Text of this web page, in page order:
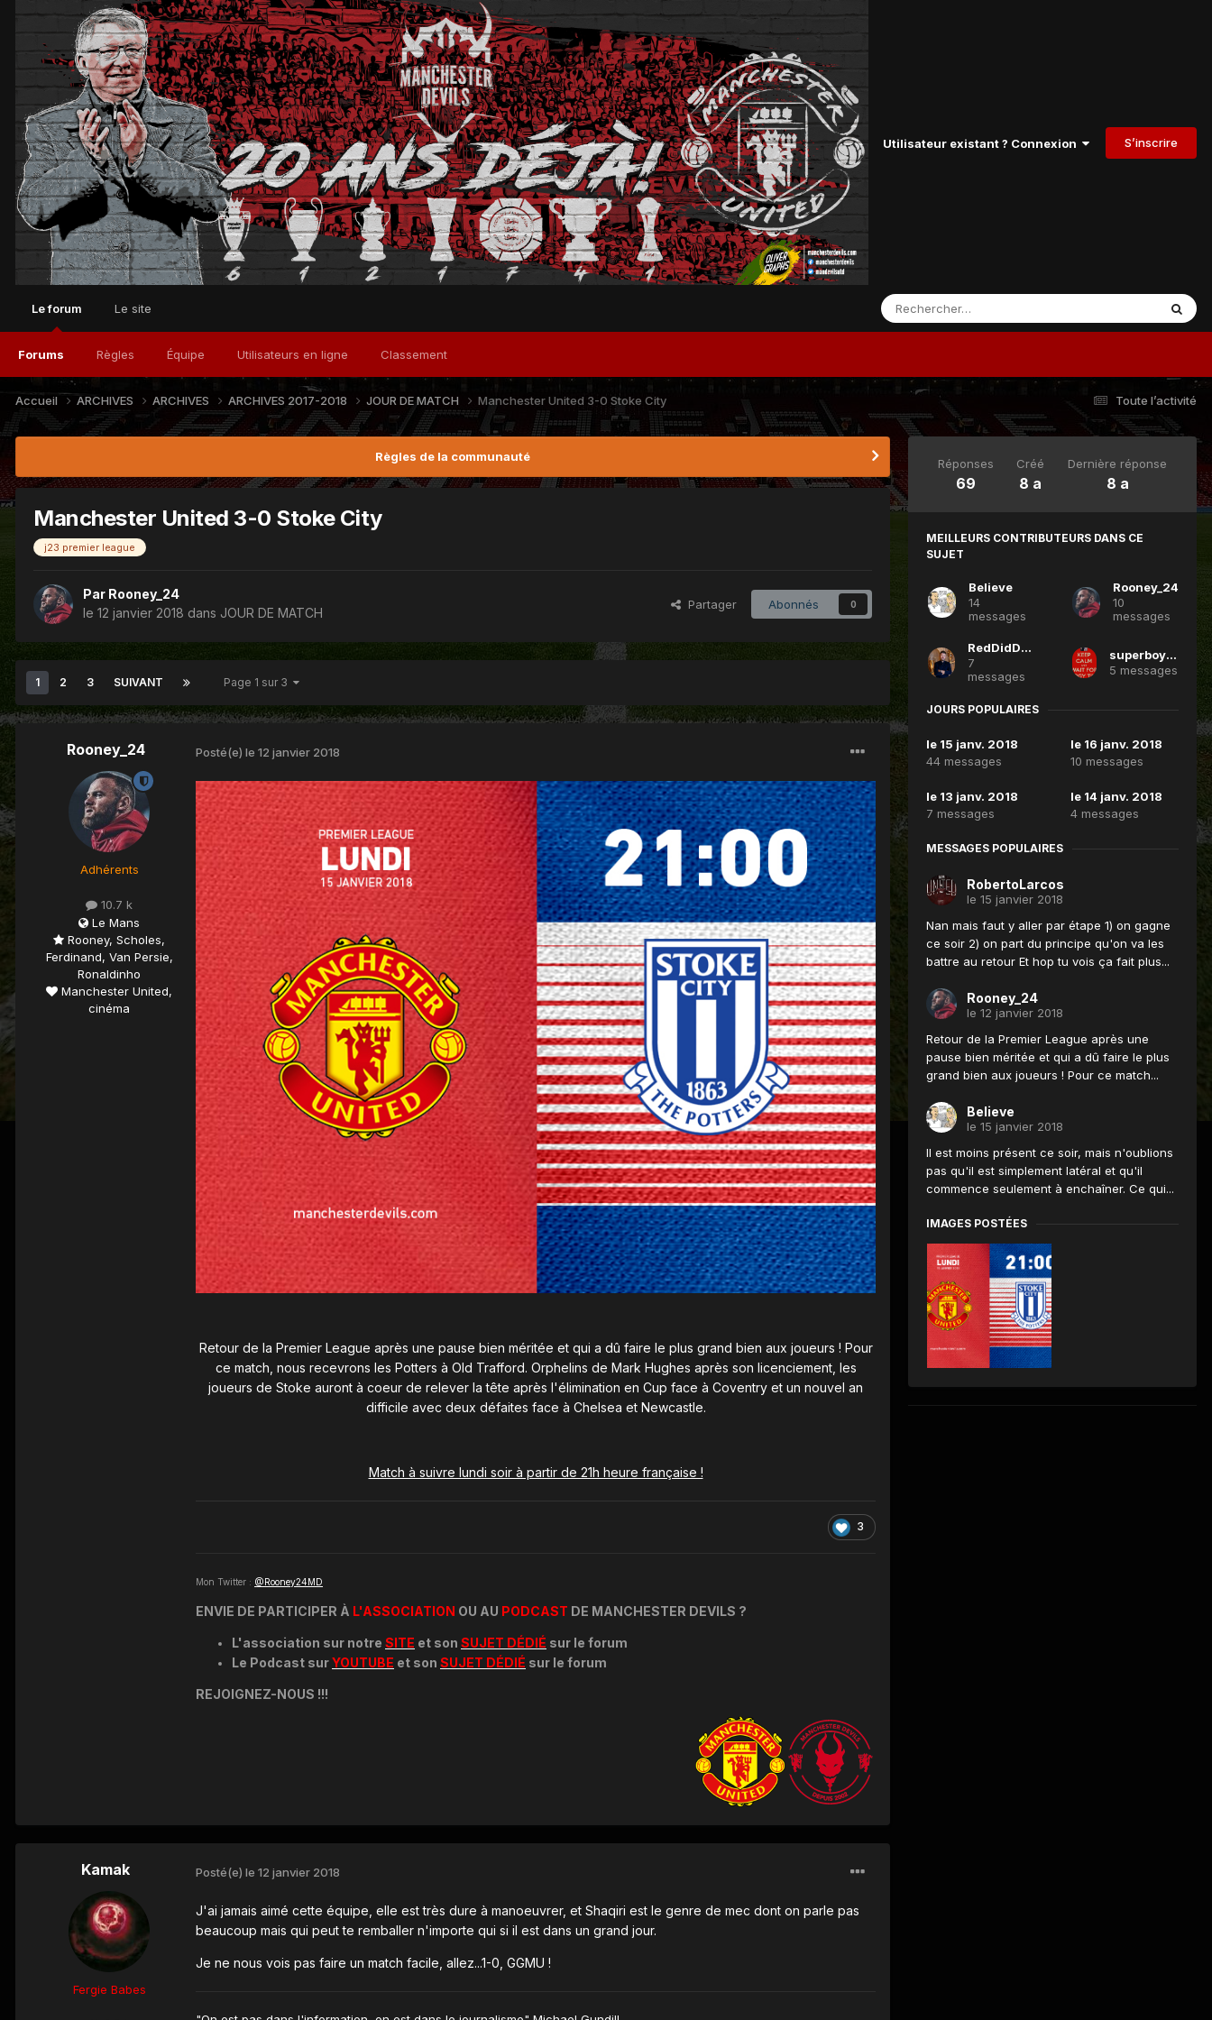
Utilisateur existant ? Connexion S’inscrire
Le forum
Forums Règles Équipe Utilisateurs en ligne Classement
Le site
Toute l’activité
Accueil ARCHIVES ARCHIVES ARCHIVES 2017-2018 JOUR DE MATCH Manchester United 3-0 Stoke City
Règles de la communauté
Manchester United 3-0 Stoke City
j23 premier league
Par Rooney_24
le 12 janvier 2018 dans JOUR DE MATCH
Partager Abonnés 0
1 2 3 SUIVANT Page 1 sur 3
Rooney_24
Adhérents
10.7 k
Le Mans
Rooney, Scholes,
Ferdinand, Van Persie,
Ronaldinho
Manchester United,
cinéma
Posté(e) le 12 janvier 2018
Retour de la Premier League après une pause bien méritée et qui a dû faire le plus grand bien aux joueurs ! Pour
ce match, nous recevrons les Potters à Old Trafford. Orphelins de Mark Hughes après son licenciement, les
joueurs de Stoke auront à coeur de relever la tête après l'élimination en Cup face à Coventry et un nouvel an
difficile avec deux défaites face à Chelsea et Newcastle.
Match à suivre lundi soir à partir de 21h heure française !
3
Mon Twitter : @Rooney24MD
ENVIE DE PARTICIPER À L'ASSOCIATION OU AU PODCAST DE MANCHESTER DEVILS ?
L'association sur notre SITE et son SUJET DÉDIÉ sur le forum
Le Podcast surYOUTUBE et son SUJET DÉDIÉ sur le forum
REJOIGNEZ-NOUS !!!
Kamak
Fergie Babes
Posté(e) le 12 janvier 2018
J'ai jamais aimé cette équipe, elle est très dure à manoeuvrer, et Shaqiri est le genre de mec dont on parle pas
beaucoup mais qui peut te remballer n'importe qui si il est dans un grand jour.
Je ne nous vois pas faire un match facile, allez...1-0, GGMU !
Réponses
69
Créé
8 a
Dernière réponse
8 a
MEILLEURS CONTRIBUTEURS DANS CE
SUJET
Believe
14
messages
Rooney_24
10
messages
RedDidDevil
7
messages
superboydu92
5 messages
JOURS POPULAIRES
le 15 janv. 2018
44 messages
le 16 janv. 2018
10 messages
le 13 janv. 2018
7 messages
le 14 janv. 2018
4 messages
MESSAGES POPULAIRES
RobertoLarcos
le 15 janvier 2018
Nan mais faut y aller par étape 1) on gagne
ce soir 2) on part du principe qu'on va les
battre au retour Et hop tu vois ça fait plus...
Rooney_24
le 12 janvier 2018
Retour de la Premier League après une
pause bien méritée et qui a dû faire le plus
grand bien aux joueurs ! Pour ce match...
Believe
le 15 janvier 2018
Il est moins présent ce soir, mais n'oublions
pas qu'il est simplement latéral et qu'il
commence seulement à enchaîner. Ce qui...
IMAGES POSTÉES